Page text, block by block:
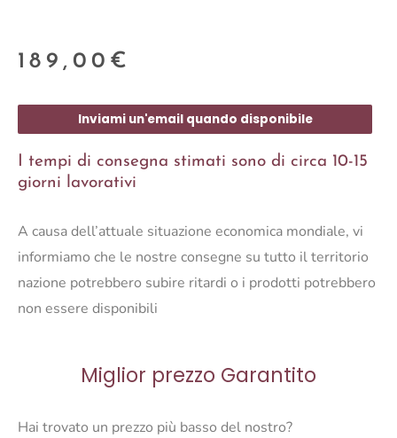
189,00 €
Inviami un'email quando disponibile
I tempi di consegna stimati sono di circa 10-15
giorni lavorativi
A causa dell’attuale situazione economica mondiale, vi
informiamo che le nostre consegne su tutto il territorio
nazione potrebbero subire ritardi o i prodotti potrebbero
non essere disponibili
Miglior prezzo Garantito
Hai trovato un prezzo più basso del nostro?